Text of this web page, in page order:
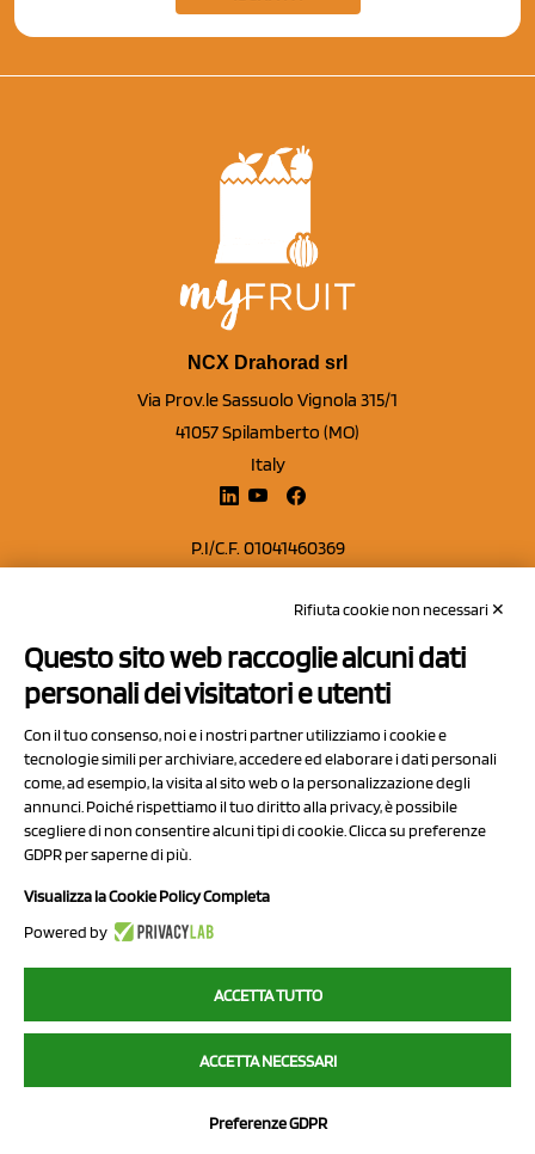
NCX Drahorad srl
Via Prov.le Sassuolo Vignola 315/1
41057 Spilamberto (MO)
Italy
P.I/C.F. 01041460369
Capitale sociale Euro 50.000,00 i.v.
Contatti
Privacy Policy
Cookie Policy
Chi Siamo
2023 NCX Drahorad srl - All rights reserved
myfruit.it è parte del network diNCX DRAHORAD
NCX Drahorad - Via Provinciale Vignola-Sassuolo 315/1 - 41057
Rifiuta cookie non necessari ✕
Questo sito web raccoglie alcuni dati
personali dei visitatori e utenti
Con il tuo consenso, noi e i nostri partner utilizziamo i cookie e
tecnologie simili per archiviare, accedere ed elaborare i dati personali
come, ad esempio, la visita al sito web o la personalizzazione degli
annunci. Poiché rispettiamo il tuo diritto alla privacy, è possibile
scegliere di non consentire alcuni tipi di cookie. Clicca su preferenze
GDPR per saperne di più.
Visualizza la Cookie Policy Completa
Powered by
ACCETTA TUTTO
ACCETTA NECESSARI
Preferenze GDPR